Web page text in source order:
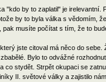
"kdo by to zaplatil" je
by to byla válka s vědomím,
musíte počítat s tím, že to
jste citoval má něco do
Bylo to odvážné
co stydět. Strpět okupaci se
II. světové války a zajistilo